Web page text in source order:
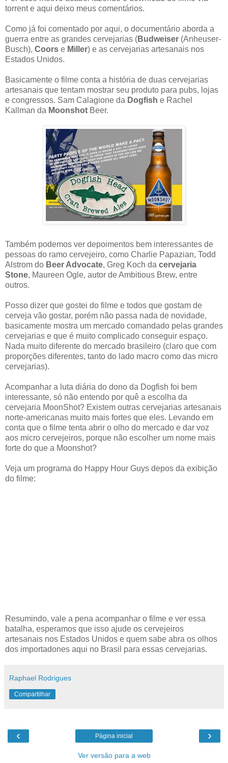
torrent e aqui deixo meus comentários.
Como já foi comentado por aqui, o documentário aborda a
guerra entre as grandes cervejarias (Budweiser (Anheuser-
Busch), Coors e Miller) e as cervejarias artesanais nos
Estados Unidos.
Basicamente o filme conta a história de duas cervejarias
artesanais que tentam mostrar seu produto para pubs, lojas
e congressos. Sam Calagione da Dogfish e Rachel
Kallman da Moonshot Beer.
Também podemos ver depoimentos bem interessantes de
pessoas do ramo cervejeiro, como Charlie Papazian, Todd
Alstrom do Beer Advocate, Greg Koch da cervejaria
Stone, Maureen Ogle, autor de Ambitious Brew, entre
outros.
Posso dizer que gostei do filme e todos que gostam de
cerveja vão gostar, porém não passa nada de novidade,
basicamente mostra um mercado comandado pelas grandes
cervejarias e que é muito complicado conseguir espaço.
Nada muito diferente do mercado brasileiro (claro que com
proporções diferentes, tanto do lado macro como das micro
cervejarias).
Acompanhar a luta diária do dono da Dogfish foi bem
interessante, só não entendo por quê a escolha da
cervejaria MoonShot? Existem outras cervejarias artesanais
norte-americanas muito mais fortes que eles. Levando em
conta que o filme tenta abrir o olho do mercado e dar voz
aos micro cervejeiros, porque não escolher um nome mais
forte do que a Moonshot?
Veja um programa do Happy Hour Guys depos da exibição
do filme:
Resumindo, vale a pena acompanhar o filme e ver essa
batalha, esperamos que isso ajude os cervejeiros
artesanais nos Estados Unidos e quem sabe abra os olhos
dos importadones aqui no Brasil para essas cervejarias.
Raphael Rodrigues
Compartilhar
‹ ›
Página inicial
Ver versão para a web